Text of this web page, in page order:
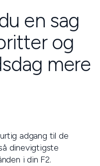
en sag
og
mere
adgang til de
dinevigtigste
i din F2.